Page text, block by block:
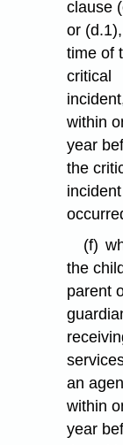
clause
or
time of
critical
within
year
the
incident
(f)
the
parent
an
within
year